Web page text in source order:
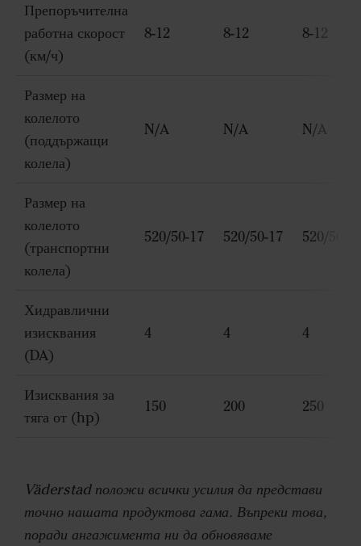
Препоръчителна
работна скорост
(км/ч)
8-12 8-12 8-12
Размер на
колелото
(поддържащи
колела)
N/A N/A N/A
Размер на
колелото
(транспортни
колела)
520/50-17 520/50-17 520/50-17
Хидравлични
изисквания
(DA)
4 4 4
Изисквания за
тяга от (hp)
150 200 250
Väderstad положи всички усилия да представи
точно нашата продуктова гама. Въпреки това,
поради ангажимента ни да обновяваме